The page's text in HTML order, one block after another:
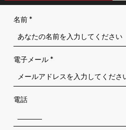
名前 *
電子メール *
電話